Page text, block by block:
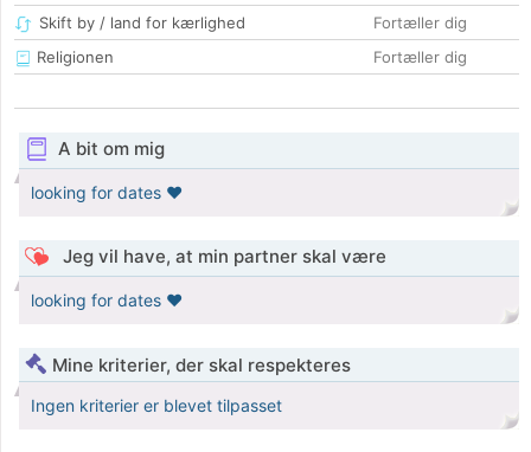
Skift by / land for kærlighed
Fortæller dig
Religionen
Fortæller dig
A bit om mig
looking for dates ❤️
Jeg vil have, at min partner skal være
looking for dates ❤️
Mine kriterier, der skal respekteres
Ingen kriterier er blevet tilpasset